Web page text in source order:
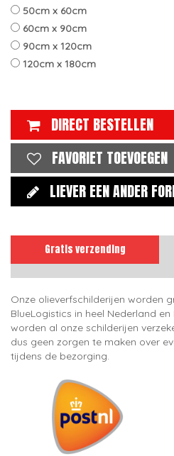
50cm x 60cm
60cm x 90cm
90cm x 120cm
120cm x 180cm
DIRECT BESTELLEN
FAVORIET TOEVOEGEN
LIEVER EEN ANDER
Gratis verzending
Onze olieverfschilderijen worden
BlueLogistics in heel Nederland
worden al onze schilderijen
dus geen zorgen te maken over
tijdens de bezorging.